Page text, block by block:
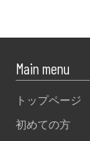
Main menu
トップページ
初めての方